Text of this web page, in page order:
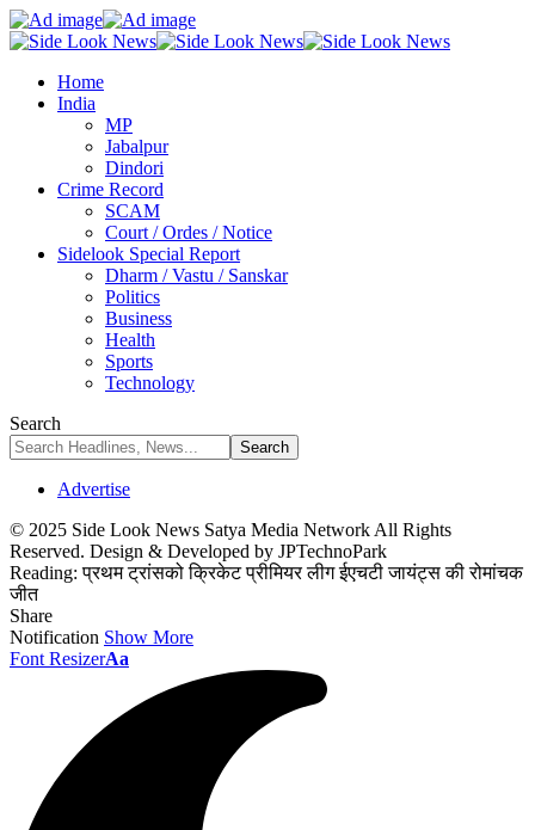
Home
India
MP
Jabalpur
Dindori
Crime Record
SCAM
Court / Ordes / Notice
Sidelook Special Report
Dharm / Vastu / Sanskar
Politics
Business
Health
Sports
Technology
Search
Advertise
© 2025 Side Look News Satya Media Network All Rights
Reserved. Design & Developed by JPTechnoPark
Reading: प्रथम ट्रांसको क्रिकेट प्रीमियर लीग ईएचटी जायंट्स की रोमांचक
जीत
Share
Notification Show More
Font ResizerAa